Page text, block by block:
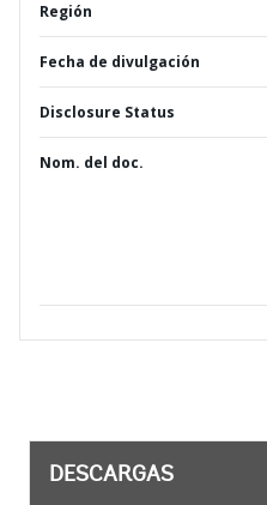
Región
Fecha de divulgación
Disclosure Status
Nom. del doc.
DESCARGAS